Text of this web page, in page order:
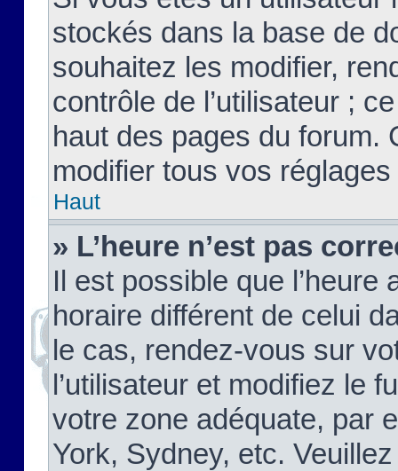
stockés dans la base de
souhaitez les modifier,
contrôle de l’utilisateur ;
haut des pages du forum.
modifier tous vos
Haut
» L’heure n’est pas
Il est possible que
horaire différent de celui
le cas, rendez-vous sur
l’utilisateur et modifiez le
votre zone adéquate, par
York, Sydney, etc.